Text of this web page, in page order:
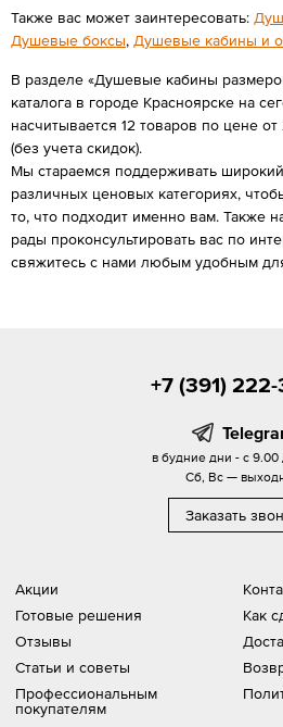
Также вас может заинтересовать:
Душевые боксы, Душевые кабины и
В разделе «Душевые кабины
каталога в городе Красноярске на
насчитывается 12 товаров по цене
(без учета скидок).
Мы стараемся поддерживать
различных ценовых категориях,
то, что подходит именно вам. Также
рады проконсультировать вас по
свяжитесь с нами любым удобным
Акции
Готовые решения
Отзывы
Статьи и советы
Профессиональным
покупателям
Как
+7 (391)
в будние дни - с 9.00
Сб, Вс —
Заказать